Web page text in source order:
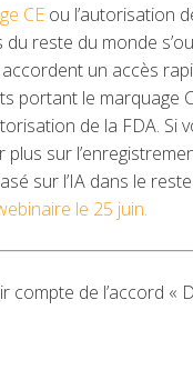
CE ou l’autorisation
reste du monde
un accès
portant le marquage
de la FDA. Si
sur
sur l’IA dans le
le 25 juin.
compte de l’accord «